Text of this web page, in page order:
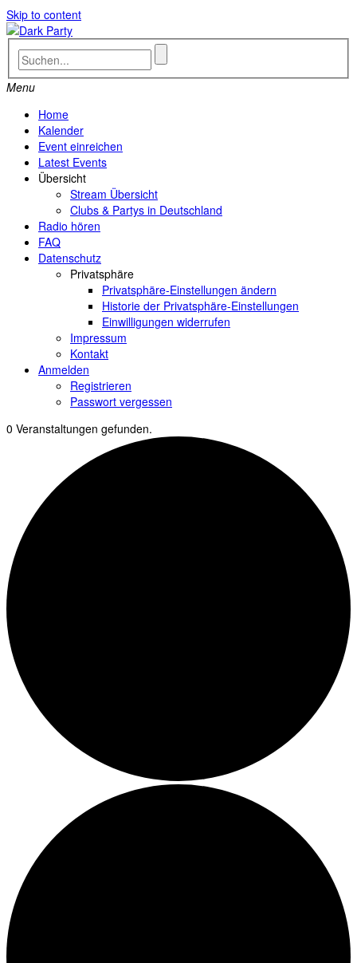
Skip to content
Menu
Home
Kalender
Event einreichen
Latest Events
Übersicht
Stream Übersicht
Clubs & Partys in Deutschland
Radio hören
FAQ
Datenschutz
Privatsphäre
Privatsphäre-Einstellungen ändern
Historie der Privatsphäre-Einstellungen
Einwilligungen widerrufen
Impressum
Kontakt
Anmelden
Registrieren
Passwort vergessen
0 Veranstaltungen gefunden.